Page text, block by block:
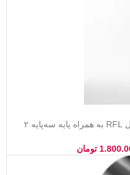
رینگ لایت ۲۶ سانتی‌متری (۱۰ اینچ) مدل RFL به همراه پایه سه‌پایه ۲
تومان